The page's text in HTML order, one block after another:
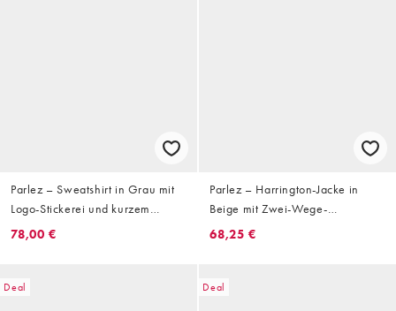
Parlez – Sweatshirt in Grau mit
Logo-Stickerei und kurzem
Reißverschluss
78,00 €
Parlez – Harrington-Jacke in
Beige mit Zwei-Wege-
Reißverschluss, Kragen und
68,25 €
Deal Deal